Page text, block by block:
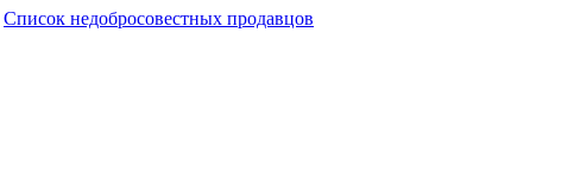
Cписок недобросовестных продавцов